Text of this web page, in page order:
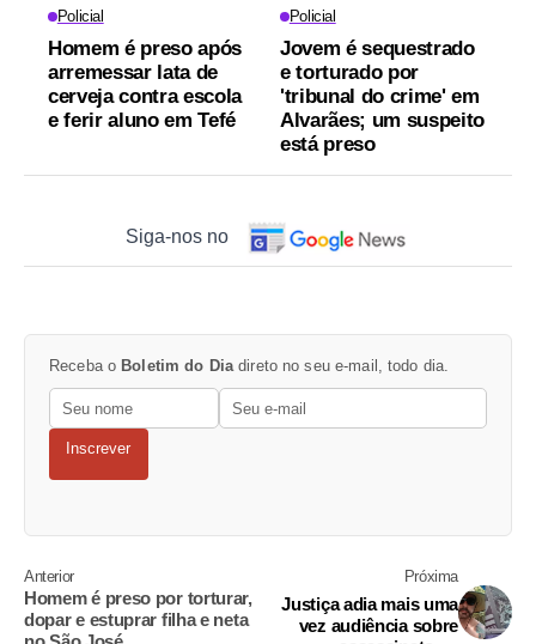
Policial
Homem é preso após
arremessar lata de
cerveja contra escola
e ferir aluno em Tefé
Policial
Jovem é sequestrado
e torturado por
'tribunal do crime' em
Alvarães; um suspeito
está preso
Siga-nos no
Receba o Boletim do Dia direto no seu e-mail, todo dia.
Inscrever
Anterior
Homem é preso por torturar,
dopar e estuprar filha e neta
Próxima
Justiça adia mais uma
vez audiência sobre